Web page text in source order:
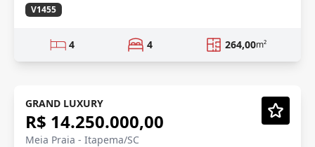
V1455
4 4 264,00m²
FRENTE MAR
Vídeo
Em Construção
GRAND LUXURY
R$ 14.250.000,00
Meia Praia - Itapema/SC